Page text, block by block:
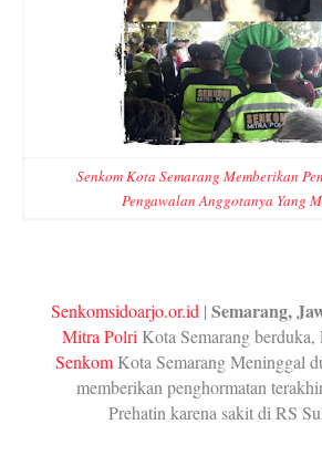
Senkom Kota Semarang Memberikan
Pengawalan Anggotanya Yang
Senkomsidoarjo.or.id | Semarang,
Mitra Polri Kota Semarang
Senkom Kota Semarang Meninggal
memberikan penghormatan
Prehatin karena sakit di RS